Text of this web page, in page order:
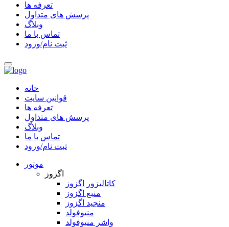
تعرفه ها
پرسش های متداول
وبلاگ
تماس با ما
ثبت نام/ورود
خانه
قوانین سایت
تعرفه ها
پرسش های متداول
وبلاگ
تماس با ما
ثبت نام/ورود
موتور
اگزوز
کاتالیزور اگزوز
منبع اگزوز
منجید اگزوز
منیوفولد
واشر منیوفولد